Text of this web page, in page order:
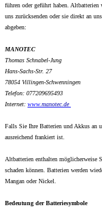
führen oder geführt haben. Altbatterien
uns zurücksenden oder sie direkt an
abgeben:
MANOTEC
Thomas Schnabel-Jung
Hans-Sachs-Str. 27
78054 Villingen-Schwenningen
Telefon: 077209695493
Internet: www.manotec.de
Falls Sie Ihre Batterien und Akkus an
ausreichend frankiert ist.
Altbatterien enthalten möglicherweise
schaden können. Batterien werden
Mangan oder Nickel.
Bedeutung der Batteriesymbole